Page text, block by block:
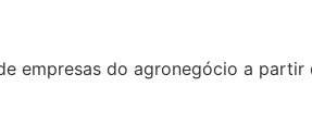
empresas do agronegócio a